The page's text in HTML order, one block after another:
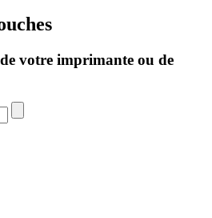
votre imprimante ou de